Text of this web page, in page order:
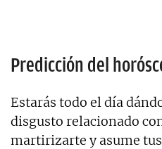
Predicción del
Estarás todo el día
disgusto relacionado
martirizarte y asume